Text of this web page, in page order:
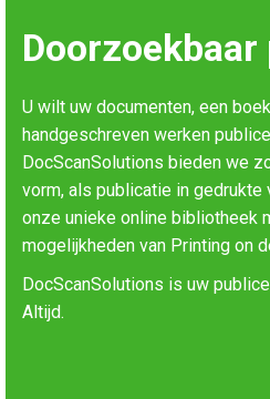
U wilt uw documenten, een
handgeschreven werken
DocScanSolutions bieden we
vorm, als publicatie in gedrukte
onze unieke online bibliotheek
mogelijkheden van Printing on
DocScanSolutions is uw
Altijd.